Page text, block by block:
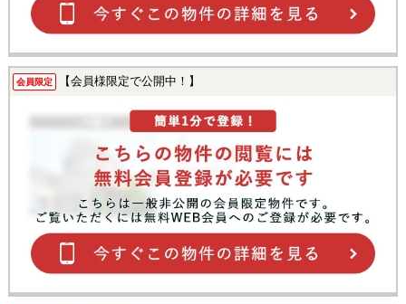
会員限定 【会員様限定で公開中！】